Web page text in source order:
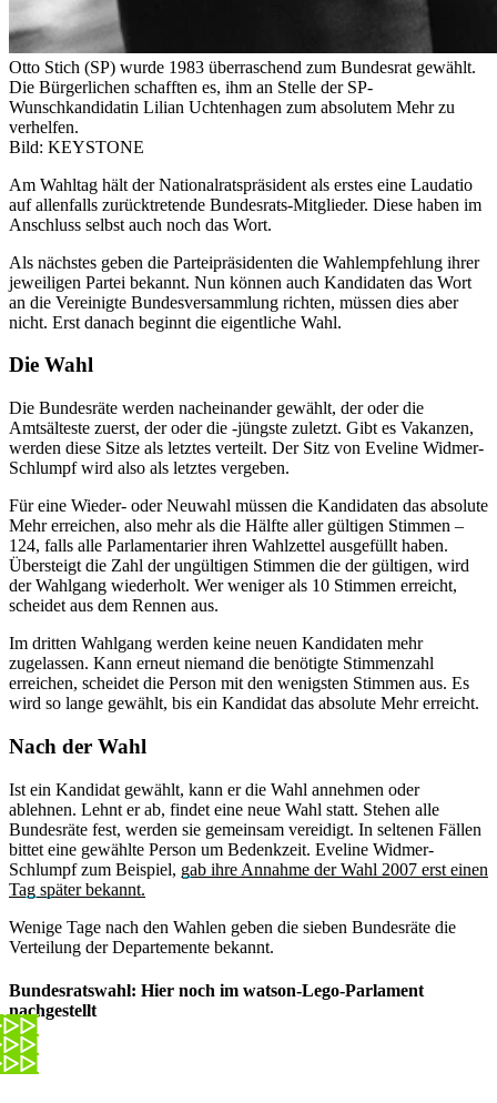
Otto Stich (SP) wurde 1983 überraschend zum Bundesrat gewählt.
Die Bürgerlichen schafften es, ihm an Stelle der SP-
Wunschkandidatin Lilian Uchtenhagen zum absolutem Mehr zu
verhelfen.
Bild: KEYSTONE
Am Wahltag hält der Nationalratspräsident als erstes eine Laudatio
auf allenfalls zurücktretende Bundesrats-Mitglieder. Diese haben im
Anschluss selbst auch noch das Wort.
Als nächstes geben die Parteipräsidenten die Wahlempfehlung ihrer
jeweiligen Partei bekannt. Nun können auch Kandidaten das Wort
an die Vereinigte Bundesversammlung richten, müssen dies aber
nicht. Erst danach beginnt die eigentliche Wahl.
Die Wahl
Die Bundesräte werden nacheinander gewählt, der oder die
Amtsälteste zuerst, der oder die -jüngste zuletzt. Gibt es Vakanzen,
werden diese Sitze als letztes verteilt. Der Sitz von Eveline Widmer-
Schlumpf wird also als letztes vergeben.
Für eine Wieder- oder Neuwahl müssen die Kandidaten das absolute
Mehr erreichen, also mehr als die Hälfte aller gültigen Stimmen –
124, falls alle Parlamentarier ihren Wahlzettel ausgefüllt haben.
Übersteigt die Zahl der ungültigen Stimmen die der gültigen, wird
der Wahlgang wiederholt. Wer weniger als 10 Stimmen erreicht,
scheidet aus dem Rennen aus.
Im dritten Wahlgang werden keine neuen Kandidaten mehr
zugelassen. Kann erneut niemand die benötigte Stimmenzahl
erreichen, scheidet die Person mit den wenigsten Stimmen aus. Es
wird so lange gewählt, bis ein Kandidat das absolute Mehr erreicht.
Nach der Wahl
Ist ein Kandidat gewählt, kann er die Wahl annehmen oder
ablehnen. Lehnt er ab, findet eine neue Wahl statt. Stehen alle
Bundesräte fest, werden sie gemeinsam vereidigt. In seltenen Fällen
bittet eine gewählte Person um Bedenkzeit. Eveline Widmer-
Schlumpf zum Beispiel, gab ihre Annahme der Wahl 2007 erst einen
Tag später bekannt.
Wenige Tage nach den Wahlen geben die sieben Bundesräte die
Verteilung der Departemente bekannt.
Bundesratswahl: Hier noch im watson-Lego-Parlament
nachgestellt